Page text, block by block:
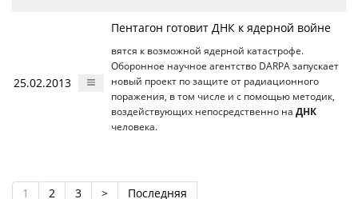
25.02.2013
Пентагон готовит ДНК к ядерной войне
вятся к возможной ядерной катастрофе.
Оборонное научное агентство DARPA запускает
новый проект по защите от радиационного
поражения, в том числе и с помощью методик,
воздействующих непосредственно на ДНК
человека.
1 2 3 > Последняя